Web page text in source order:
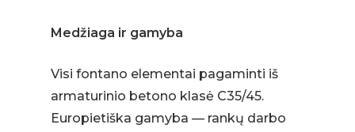
Medžiaga ir gamyba
Visi fontano elementai pagaminti iš
armaturinio betono klasė C35/45.
Europietiška gamyba — rankų darbo